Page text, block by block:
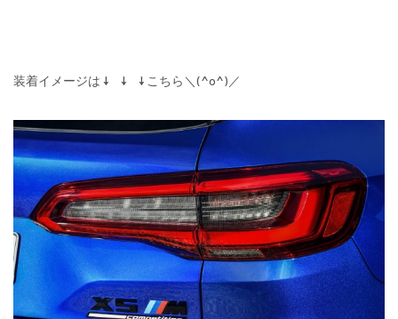
装着イメージは ↓ ↓ ↓ こちら＼(^o^)／